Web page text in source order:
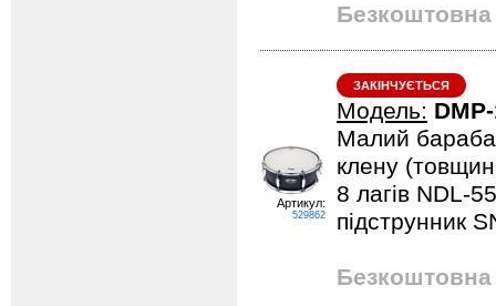
Безкоштовна
Артикул:
529862
ЗАКІНЧУЄТЬСЯ
Модель:
Малий
клену
8 лагів NDL-
підструнник
Безкоштовна